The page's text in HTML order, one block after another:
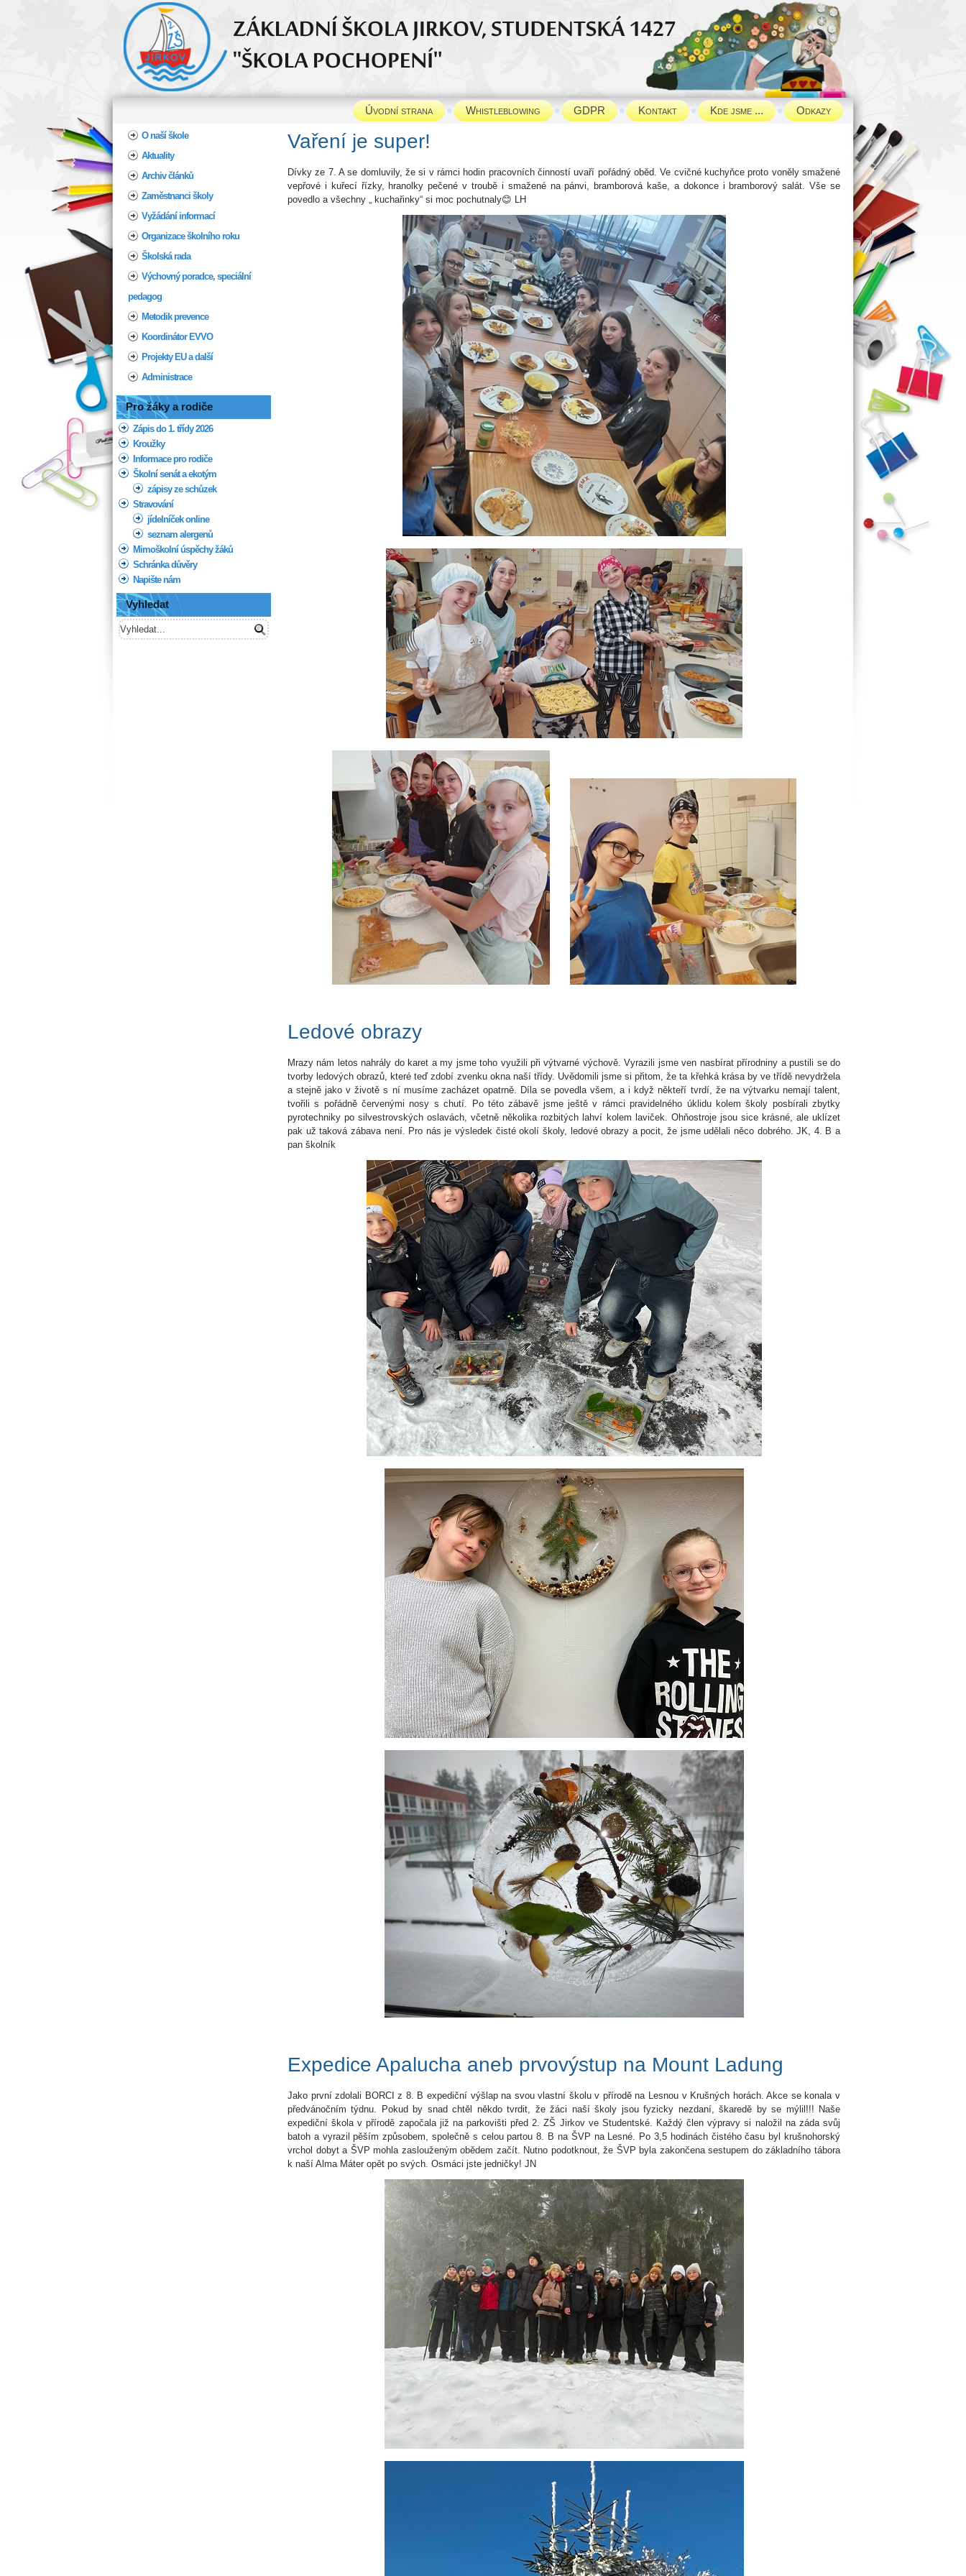
Úvodní strana Whistleblowing GDPR Kontakt Kde jsme ... Odkazy
O naší škole
Aktuality
Archiv článků
Zaměstnanci školy
Vyžádání informací
Organizace školního roku
Školská rada
Výchovný poradce, speciální
pedagog
Metodik prevence
Koordinátor EVVO
Projekty EU a další
Administrace
Pro žáky a rodiče
Zápis do 1. třídy 2026
Kroužky
Informace pro rodiče
Školní senát a ekotým
zápisy ze schůzek
Stravování
jídelníček online
seznam alergenů
Mimoškolní úspěchy žáků
Schránka důvěry
Napište nám
Vyhledat
Vaření je super!
Dívky ze 7. A se domluvily, že si v rámci hodin pracovních činností uvaří pořádný oběd. Ve cvičné kuchyňce proto voněly smažené
vepřové i kuřecí řízky, hranolky pečené v troubě i smažené na pánvi, bramborová kaše, a dokonce i bramborový salát. Vše se
povedlo a všechny „ kuchařinky“ si moc pochutnaly😊 LH
Ledové obrazy
Mrazy nám letos nahrály do karet a my jsme toho využili při výtvarné výchově. Vyrazili jsme ven nasbírat přírodniny a pustili se do
tvorby ledových obrazů, které teď zdobí zvenku okna naší třídy. Uvědomili jsme si přitom, že ta křehká krása by ve třídě nevydržela
a stejně jako v životě s ní musíme zacházet opatrně. Díla se povedla všem, a i když někteří tvrdí, že na výtvarku nemají talent,
tvořili s pořádně červenými nosy s chutí. Po této zábavě jsme ještě v rámci pravidelného úklidu kolem školy posbírali zbytky
pyrotechniky po silvestrovských oslavách, včetně několika rozbitých lahví kolem laviček. Ohňostroje jsou sice krásné, ale uklízet
pak už taková zábava není. Pro nás je výsledek čisté okolí školy, ledové obrazy a pocit, že jsme udělali něco dobrého. JK, 4. B a
pan školník
Expedice Apalucha aneb prvovýstup na Mount Ladung
Jako první zdolali BORCI z 8. B expediční výšlap na svou vlastní školu v přírodě na Lesnou v Krušných horách. Akce se konala v
předvánočním týdnu. Pokud by snad chtěl někdo tvrdit, že žáci naší školy jsou fyzicky nezdaní, škaredě by se mýlil!!! Naše
expediční škola v přírodě započala již na parkovišti před 2. ZŠ Jirkov ve Studentské. Každý člen výpravy si naložil na záda svůj
batoh a vyrazil pěším způsobem, společně s celou partou 8. B na ŠVP na Lesné. Po 3,5 hodinách čistého času byl krušnohorský
vrchol dobyt a ŠVP mohla zaslouženým obědem začít. Nutno podotknout, že ŠVP byla zakončena sestupem do základního tábora
k naší Alma Máter opět po svých. Osmáci jste jedničky! JN